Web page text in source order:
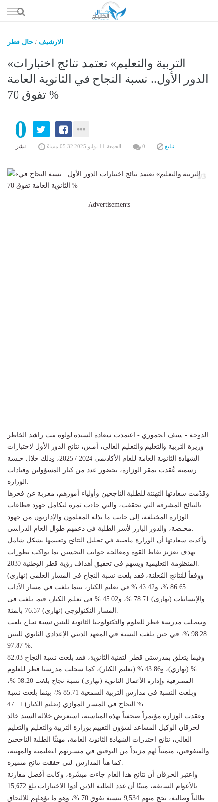
الى
الارشيف / حال قطر
«التربية والتعليم» تعتمد نتائج اختبارات
الدور الأول.. نسبة النجاح في الثانوية العامة
تفوق 70 %
0
نشر الجمعة 11 يوليو 2025 05:32 مساءً 0 تبليغ
1/3
Advertisements
الدوحة - سيف الحموري - اعتمدت سعادة السيدة لولوة بنت راشد الخاطر
وزيرة التربية والتعليم والتعليم العالي، أمس، نتائج الدور الأول لاختبارات
الشهادة الثانوية العامة للعام الأكاديمي 2024 / 2025، وذلك خلال جلسة
رسمية عُقدت بمقر الوزارة، بحضور عدد من كبار المسؤولين وقيادات
الوزارة.
وقدّمت سعادتها التهنئة للطلبة الناجحين وأولياء أمورهم، معربة عن فخرها
بالنتائج المشرفة التي تحققت، والتي جاءت ثمرة لتكامل جهود قطاعات
الوزارة المختلفة، إلى جانب ما بذله المعلمون والإداريون من جهود
مخلصة، والدور البارز لأسر الطلبة في دعمهم طوال العام الدراسي.
وأكدت سعادتها أن الوزارة ماضية في تحليل النتائج وتقييمها بشكل شامل
بهدف تعزيز نقاط القوة ومعالجة جوانب التحسين بما يواكب تطورات
المنظومة التعليمية ويسهم في تحقيق أهداف رؤية قطر الوطنية 2030.
ووفقاً للنتائج المُعلنة، فقد بلغت نسبة النجاح في المسار العلمي (نهاري)
86.65 %، و43.42 % في تعليم الكبار، بينما بلغت في مسار الآداب
والإنسانيات (نهاري) 78.71 %، و45.02 % في تعليم الكبار، فيما بلغت في
المسار التكنولوجي (نهاري) 76.37 بالمئة.
وسجلت مدرسة قطر للعلوم والتكنولوجيا الثانوية للبنين نسبة نجاح بلغت
98.28 %، في حين بلغت النسبة في المعهد الديني الإعدادي الثانوي للبنين
97.87 %.
وفيما يتعلق بمدرستي قطر التقنية الثانوية، فقد بلغت نسبة النجاح 82.03
% (نهاري)، و43.86 % (تعليم الكبار)، كما سجلت مدرستا قطر للعلوم
المصرفية وإدارة الأعمال الثانوية (نهاري) نسبة نجاح بلغت 98.20 %،
وبلغت النسبة في مدارس التربية السمعية 85.71 %، بينما بلغت نسبة
النجاح في المسار الموازي (تعليم الكبار) 47.11 %.
وعقدت الوزارة مؤتمراً صحفياً بهذه المناسبة، استعرض خلاله السيد خالد
الحرقان الوكيل المساعد لشؤون التقييم بوزارة التربية والتعليم والتعليم
العالي، نتائج اختبارات الشهادة الثانوية العامة، مهنئًا الطلبة الناجحين
والمتفوقين، متمنياً لهم مزيداً من التوفيق في مسيرتهم التعليمية والمهنية،
كما هنأ المدارس التي حققت نتائج متميزة.
واعتبر الحرقان أن نتائج هذا العام جاءت مبشّرة، وكانت أفضل مقارنة
بالأعوام السابقة، مبينًا أن عدد الطلبة الذين أدوا الاختبارات بلغ 15,672
طالباً وطالبة، نجح منهم 9,534 بنسبة تفوق 70 %، وهو ما يؤهلهم للالتحاق
حال
حال
حال
حال المال